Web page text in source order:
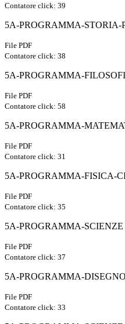
Contatore click: 39
5A-PROGRAMMA-STORIA-
File PDF
Contatore click: 38
5A-PROGRAMMA-
File PDF
Contatore click: 58
5A-PROGRAMMA-
File PDF
Contatore click: 31
5A-PROGRAMMA-FISICA-
File PDF
Contatore click: 35
5A-PROGRAMMA-
File PDF
Contatore click: 37
5A-PROGRAMMA-
File PDF
Contatore click: 33